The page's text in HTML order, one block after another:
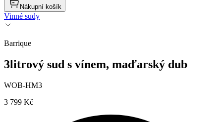
Nákupní košík
Vinné sudy
Barrique
3litrový sud s vínem, maďarský dub
WOB-HM3
3 799 Kč